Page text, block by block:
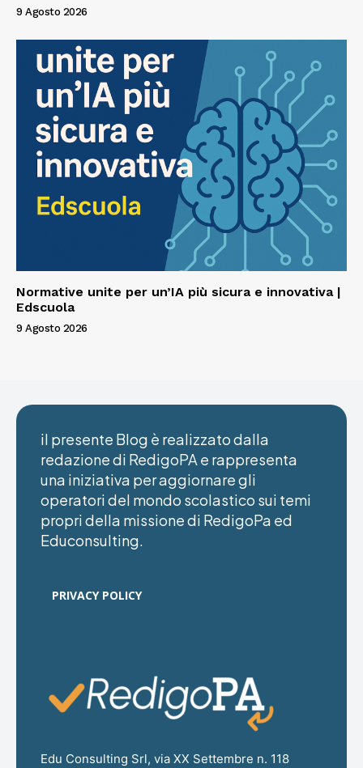
9 Agosto 2026
Normative unite per un’IA più sicura e innovativa |
Edscuola
9 Agosto 2026
il presente Blog è realizzato dalla
redazione di RedigoPA e rappresenta
una iniziativa per aggiornare gli
operatori del mondo scolastico sui temi
propri della missione di RedigoPa ed
Educonsulting.
PRIVACY POLICY
Edu Consulting Srl, via XX Settembre n. 118